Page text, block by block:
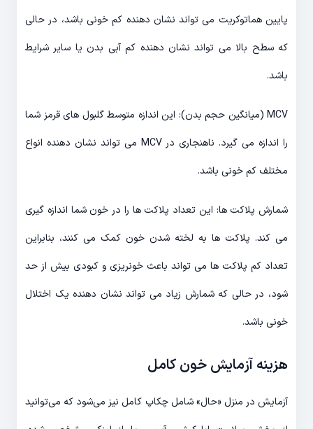
پایین هماتوکریت می تواند نشان دهنده کم خونی باشد، در حالی
که سطح بالا می تواند نشان دهنده کم آبی بدن یا سایر شرایط
باشد.
MCV (میانگین حجم بدن): این اندازه متوسط گلبول های قرمز شما
را اندازه می گیرد. ناهنجاری در MCV می تواند نشان دهنده انواع
مختلف کم خونی باشد.
شمارش پلاکت ها: این تعداد پلاکت ها را در خون شما اندازه گیری
می کند. پلاکت ها به لخته شدن خون کمک می کنند، بنابراین
تعداد کم پلاکت ها می تواند باعث خونریزی و کبودی بیش از حد
شود، در حالی که شمارش زیاد می تواند نشان دهنده یک اختلال
خونی باشد.
هزینه آزمایش خون کامل
آزمایش در منزل «حال» شامل چکاپ کامل نیز می‌شود که می‌توانید